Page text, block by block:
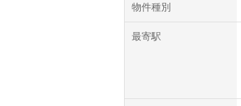
物件種別
最寄駅